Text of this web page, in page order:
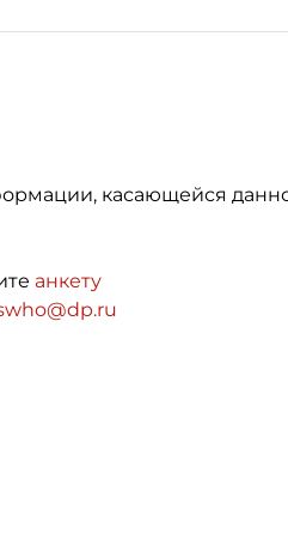
касающейся
анкету